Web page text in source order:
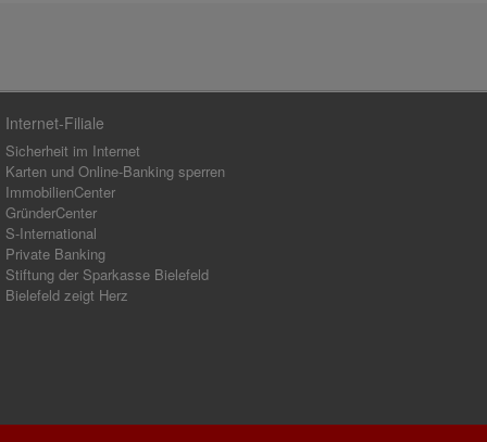
Internet-Filiale
Sicherheit im Internet
Karten und Online-Banking sperren
ImmobilienCenter
GründerCenter
S-International
Private Banking
Stiftung der Sparkasse Bielefeld
Bielefeld zeigt Herz